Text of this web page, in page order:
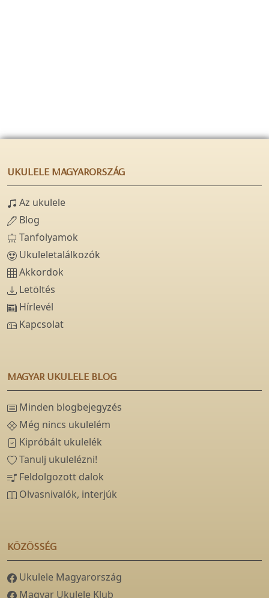
UKULELE MAGYARORSZÁG
Az ukulele
Blog
Tanfolyamok
Ukuleletalálkozók
Akkordok
Letöltés
Hírlevél
Kapcsolat
MAGYAR UKULELE BLOG
Minden blogbejegyzés
Még nincs ukulelém
Kipróbált ukulelék
Tanulj ukulelézni!
Feldolgozott dalok
Olvasnivalók, interjúk
KÖZÖSSÉG
Ukulele Magyarország
Magyar Ukulele Klub